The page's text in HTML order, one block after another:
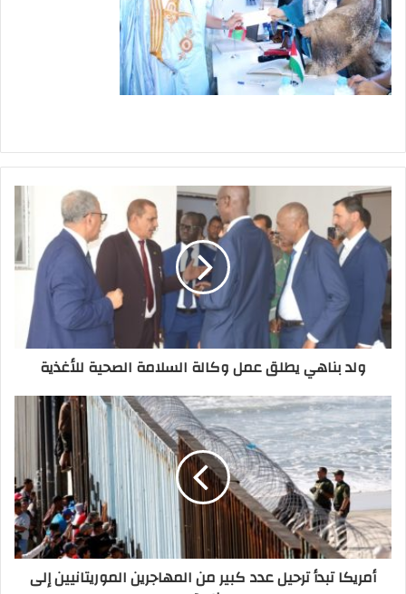
ولد بناهي يطلق عمل وكالة السلامة الصحية للأغذية
أمريكا تبدأ ترحيل عدد كبير من المهاجرين الموريتانيين إلى